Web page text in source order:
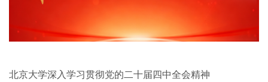
北京大学扎实开展树立和践行正确政绩观学习教育
2026北京大学管理质效年
北京大学深入学习贯彻党的二十届四中全会精神
聚焦2026全国两会